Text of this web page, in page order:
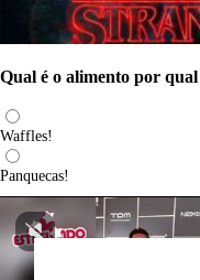
Qual é o alimento por
Waffles!
Panquecas!